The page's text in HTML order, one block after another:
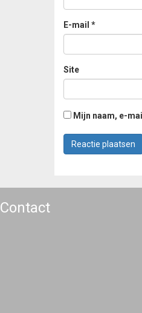
E-mail *
Site
Mijn naam, e-
Contact